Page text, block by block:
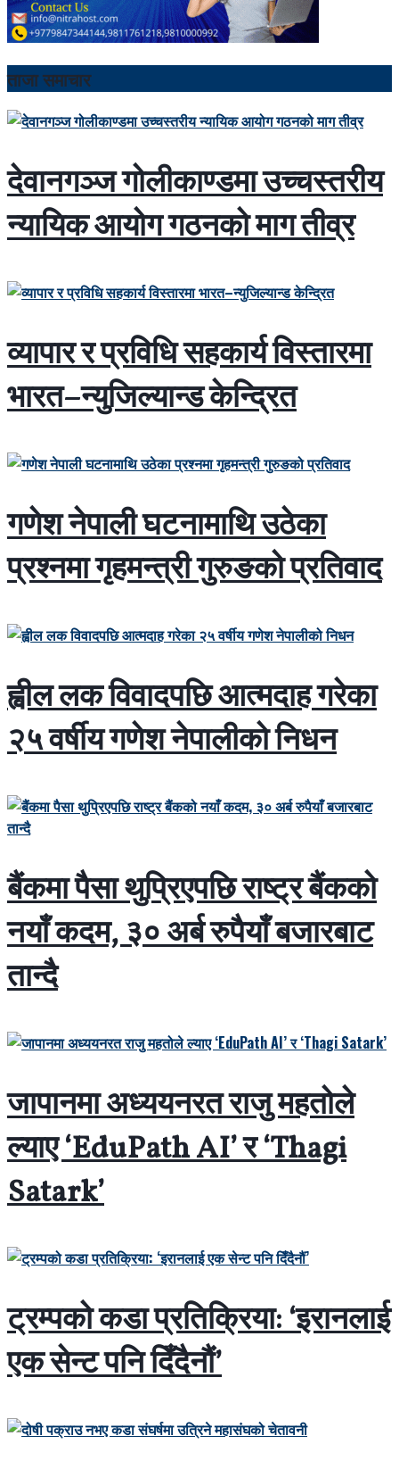
ताजा समाचार
देवानगञ्ज गोलीकाण्डमा उच्चस्तरीय
न्यायिक आयोग गठनको माग तीव्र
व्यापार र प्रविधि सहकार्य विस्तारमा
भारत–न्युजिल्यान्ड केन्द्रित
गणेश नेपाली घटनामाथि उठेका
प्रश्नमा गृहमन्त्री गुरुङको प्रतिवाद
ह्वील लक विवादपछि आत्मदाह गरेका
२५ वर्षीय गणेश नेपालीको निधन
बैंकमा पैसा थुप्रिएपछि राष्ट्र बैंकको
नयाँ कदम, ३० अर्ब रुपैयाँ बजारबाट
तान्दै
जापानमा अध्ययनरत राजु महतोले
ल्याए ‘EduPath AI’ र ‘Thagi
Satark’
ट्रम्पको कडा प्रतिक्रिया: ‘इरानलाई
एक सेन्ट पनि दिँदैनौं’